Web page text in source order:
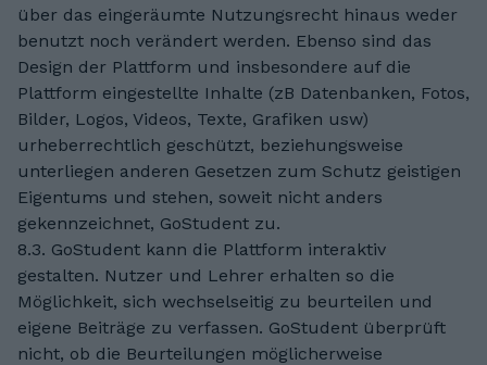
über das eingeräumte Nutzungsrecht hinaus weder
benutzt noch verändert werden. Ebenso sind das
Design der Plattform und insbesondere auf die
Plattform eingestellte Inhalte (zB Datenbanken, Fotos,
Bilder, Logos, Videos, Texte, Grafiken usw)
urheberrechtlich geschützt, beziehungsweise
unterliegen anderen Gesetzen zum Schutz geistigen
Eigentums und stehen, soweit nicht anders
gekennzeichnet, GoStudent zu.
8.3. GoStudent kann die Plattform interaktiv
gestalten. Nutzer und Lehrer erhalten so die
Möglichkeit, sich wechselseitig zu beurteilen und
eigene Beiträge zu verfassen. GoStudent überprüft
nicht, ob die Beurteilungen möglicherweise